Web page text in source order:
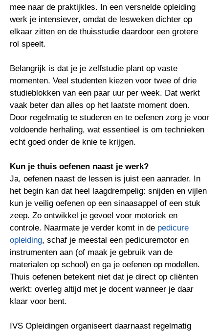
mee naar de praktijkles. In een versnelde opleiding
werk je intensiever, omdat de lesweken dichter op
elkaar zitten en de thuisstudie daardoor een grotere
rol speelt.
Belangrijk is dat je je zelfstudie plant op vaste
momenten. Veel studenten kiezen voor twee of drie
studieblokken van een paar uur per week. Dat werkt
vaak beter dan alles op het laatste moment doen.
Door regelmatig te studeren en te oefenen zorg je voor
voldoende herhaling, wat essentieel is om technieken
echt goed onder de knie te krijgen.
Kun je thuis oefenen naast je werk?
Ja, oefenen naast de lessen is juist een aanrader. In
het begin kan dat heel laagdrempelig: snijden en vijlen
kun je veilig oefenen op een sinaasappel of een stuk
zeep. Zo ontwikkel je gevoel voor motoriek en
controle. Naarmate je verder komt in de pedicure
opleiding, schaf je meestal een pedicuremotor en
instrumenten aan (of maak je gebruik van de
materialen op school) en ga je oefenen op modellen.
Thuis oefenen betekent niet dat je direct op cliënten
werkt: overleg altijd met je docent wanneer je daar
klaar voor bent.
IVS Opleidingen organiseert daarnaast regelmatig